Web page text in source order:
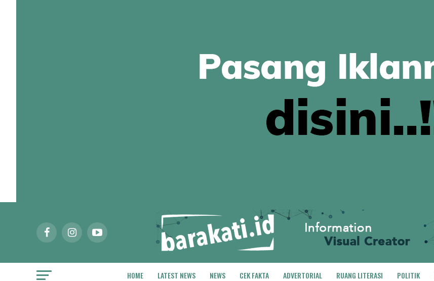
HOME LATEST NEWS NEWS CEK FAKTA ADVERTORIAL RUANG LITERASI POLITIK